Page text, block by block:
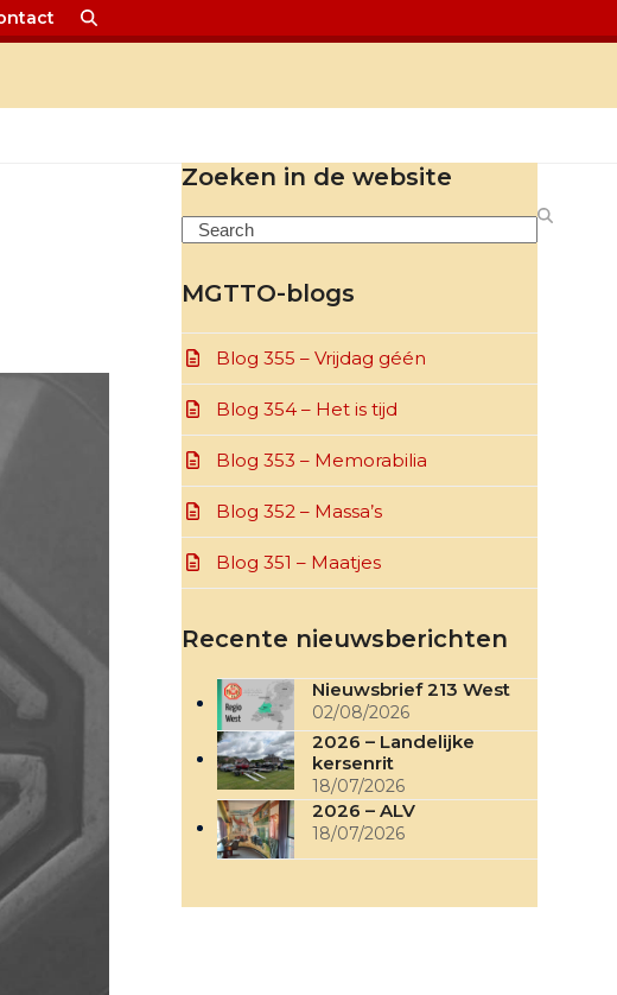
Zoeken in de website
Search
MGTTO-blogs
Blog 355 – Vrijdag géén
Blog 354 – Het is tijd
Blog 353 – Memorabilia
Blog 352 – Massa’s
Blog 351 – Maatjes
Recente nieuwsberichten
Nieuwsbrief 213 West
02/08/2026
2026 – Landelijke
kersenrit
18/07/2026
2026 – ALV
18/07/2026